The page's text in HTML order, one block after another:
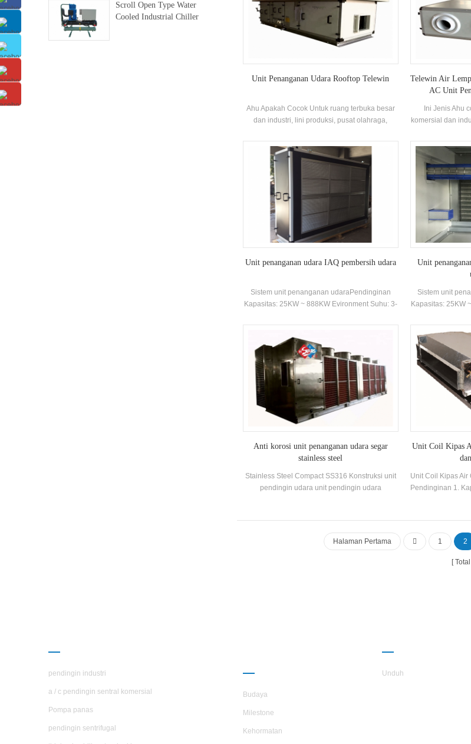
Unit Penanganan Udara Rooftop Telewin
Ahu Apakah Cocok Untuk ruang terbuka besar
dan industri, lini produksi, pusat olahraga,
pabrik, dan pusat perbelanjaan
Telewin Air
AC Unit
Ini Jenis Ahu
komersial dan
bengkel
Unit penanganan udara IAQ pembersih udara
Sistem unit penanganan udaraPendinginan
Kapasitas: 25KW ~ 888KW Evironment Suhu: 3-
Unit
Sistem unit
Kapasitas: 25KW
Anti korosi unit penanganan udara segar
stainless steel
Stainless Steel Compact SS316 Konstruksi unit
pendingin udara unit pendingin udara
Unit Coil Kipas
Unit Coil Kipas
Pendinginan 1.
Halaman Pertama 1 2
Scroll Open Type Water
Cooled Industrial Chiller
pendingin industri
a / c pendingin sentral komersial
Pompa panas
pendingin sentrifugal
Budaya
Milestone
Kehormatan
Unduh